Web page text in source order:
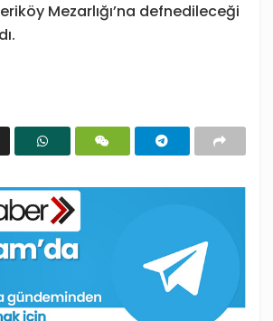
Mezarlığı’na defnedileceği